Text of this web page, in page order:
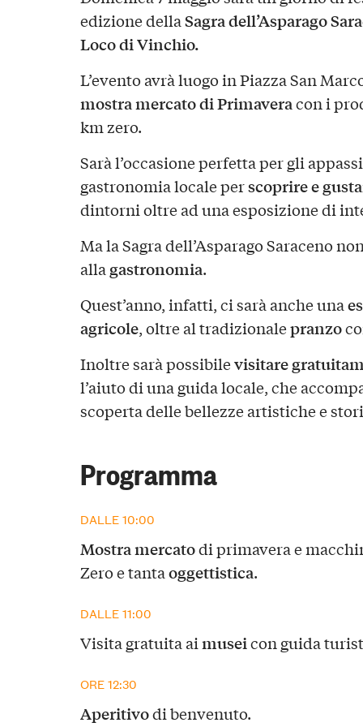
edizione dellaSagra dell’Asparago
Loco di Vinchio.
L’evento avrà luogo in Piazza San
mostra mercato di Primaveracon i
km zero.
Sarà l’occasione perfetta per gli
gastronomia locale perscoprire e
dintorni oltre ad una esposizione di
Ma la Sagra dell’Asparago Saraceno
alla gastronomia.
Quest’anno, infatti, ci sarà anche una
agricole, oltre al tradizionalepranzo
Inoltre sarà possibilevisitare
l’aiuto di una guida locale, che
scoperta delle bellezze artistiche e
Programma
DALLE 10:00
Mostra mercatodi primavera e
Zero e tantaoggettistica.
DALLE 11:00
Visita gratuita aimuseicon guida
ORE 12:30
Aperitivodi benvenuto.